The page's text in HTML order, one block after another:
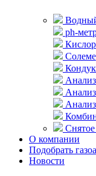
ph-
Снятое
О компании
Подобрать
Новости